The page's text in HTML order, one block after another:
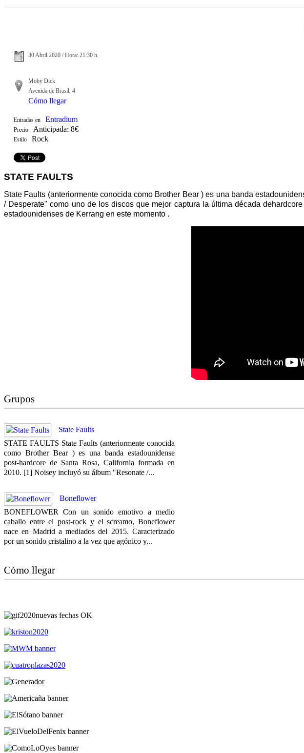
30 Abril 2020 / Hora: 21:30 h.
Moby Dick
Avenida de Brasil, 4
Cómo llegar
Entradas en Entradium
Precio Anticipada: 8€
Estilo Rock
STATE FAULTS
State Faults (anteriormente conocida como Brother Bear ) es una banda
/ Desperate" como uno de los discos que mejor captura la última década
estadounidenses de Kerrang en este momento .
Grupos
State Faults
STATE FAULTS State Faults (anteriormente conocida
como Brother Bear ) es una banda estadounidense
post-hardcore de Santa Rosa, California formada en
2010. [1] Noisey incluyó su álbum "Resonate /...
Boneflower
BONEFLOWER Con un sonido emotivo a medio
caballo entre el post-rock y el screamo, Boneflower
nace en Madrid a mediados del 2015. Caracterizado
por un sonido cristalino a la vez que agónico y...
Cómo llegar